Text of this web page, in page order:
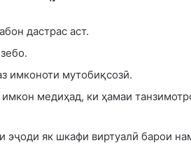
дастрас аст.
имконоти мутобиқсозӣ.
медиҳад, ки ҳамаи
эҷоди як шкафи виртуалӣ барои